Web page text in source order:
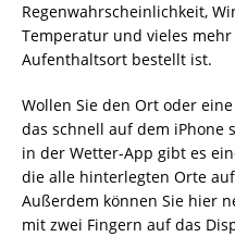
Regenwahrscheinlichkeit,
Temperatur und vieles
Aufenthaltsort bestellt ist.
Wollen Sie den Ort oder
das schnell auf dem iPhone
in der Wetter-App gibt es
die alle hinterlegten Orte
Außerdem können Sie hier
mit zwei Fingern auf das